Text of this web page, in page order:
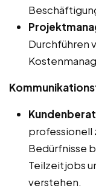
Durchführen
professionell
Bedürfnisse
Teilzeitjobs
verstehen.